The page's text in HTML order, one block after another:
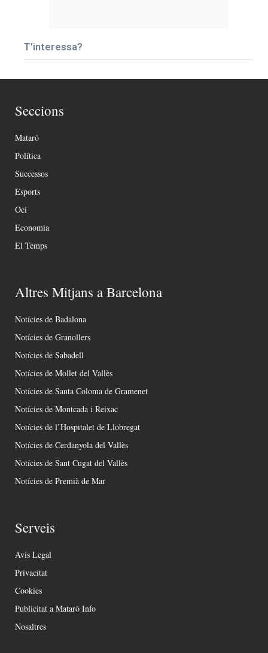
T’interessa?
Seccions
Mataró
Política
Successos
Esports
Oci
Economia
El Temps
Altres Mitjans a Barcelona
Notícies de Badalona
Notícies de Granollers
Notícies de Sabadell
Notícies de Mollet del Vallès
Notícies de Santa Coloma de Gramenet
Notícies de Montcada i Reixac
Notícies de l’Hospitalet de Llobregat
Notícies de Cerdanyola del Vallès
Notícies de Sant Cugat del Vallès
Notícies de Premià de Mar
Serveis
Avís Legal
Privacitat
Cookies
Publicitat a Mataró Info
Nosaltres